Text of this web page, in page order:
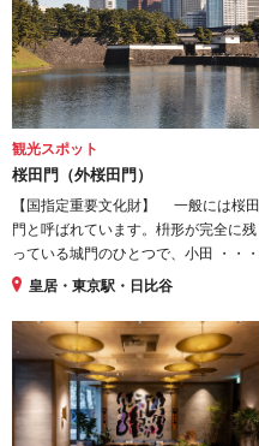
観光スポット
桜田門（外桜田門）
【国指定重要文化財】 一般には桜田
門と呼ばれています。枡形が完全に残
っている城門のひとつで、小田 ・・・
皇居・東京駅・日比谷